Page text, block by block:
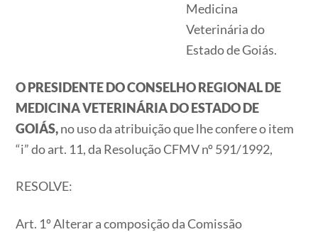
Medicina
Veterinária do
Estado de Goiás.
O PRESIDENTE DO CONSELHO REGIONAL DE
MEDICINA VETERINÁRIA DO ESTADO DE
GOIÁS,no uso da atribuição que lhe confere o item
“i” do art. 11, da Resolução CFMV nº 591/1992,
RESOLVE:
Art. 1º Alterar a composição da Comissão